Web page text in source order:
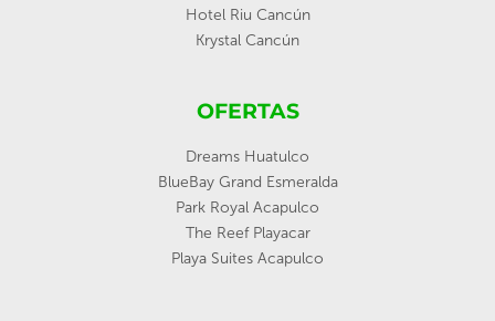
Hotel Riu Cancún
Krystal Cancún
OFERTAS
Dreams Huatulco
BlueBay Grand Esmeralda
Park Royal Acapulco
The Reef Playacar
Playa Suites Acapulco